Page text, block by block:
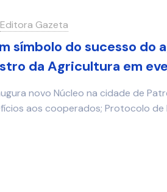
Editora Gazeta
símbolo do sucesso do
da Agricultura em
novo Núcleo na cidade de
aos cooperados; Protocolo